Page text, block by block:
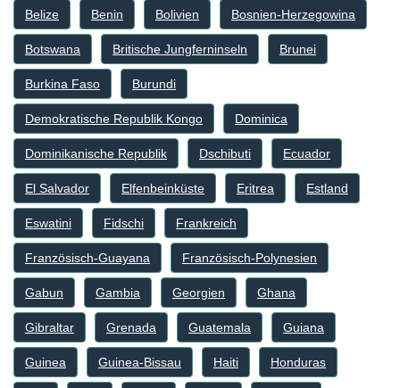
Belize Benin Bolivien Bosnien-Herzegowina
Botswana Britische Jungferninseln Brunei
Burkina Faso Burundi
Demokratische Republik Kongo Dominica
Dominikanische Republik Dschibuti Ecuador
El Salvador Elfenbeinküste Eritrea Estland
Eswatini Fidschi Frankreich
Französisch-Guayana Französisch-Polynesien
Gabun Gambia Georgien Ghana
Gibraltar Grenada Guatemala Guiana
Guinea Guinea-Bissau Haiti Honduras